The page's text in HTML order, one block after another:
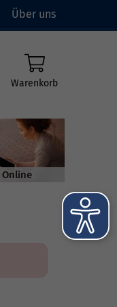
Über uns
Warenkorb
Online